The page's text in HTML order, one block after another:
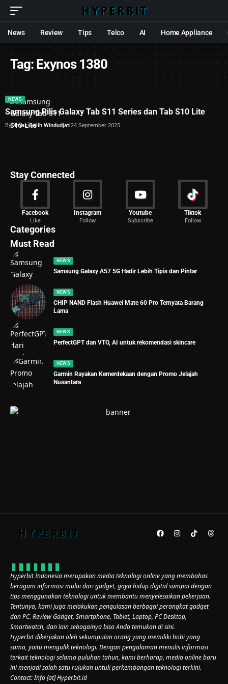
News Review Tips Telco AI Home Appliance
Tag:Exynos 1380
NEWS
Samsung Rilis Galaxy Tab S11 Series dan Tab S10 Lite
ByDimas Galih Windudjati24 September 2025
Stay Connected
Facebook
Like
Instagram
Follow
Youtube
Subscribe
Tiktok
Follow
Categories
News
2029 Articles
Must Read
NEWS
Samsung Galaxy A57 5G Hadir Lebih Tipis dan Pintar
NEWS
CHIP NAND Flash Huawei Mate 60 Pro Ternyata Barang
Lama
NEWS
PerfectGPT dan VTO, AI untuk rekomendasi skincare
NEWS
Garmin Rayakan Kemerdekaan dengan Promo Jelajah
Nusantara
Hyperbit Indonesia merupakan media teknologi online yang membahas
beragam informasi mulai dari gadget, gaya hidup digital sampai dengan
tips menggunakan teknologi untuk membantu menyelesaikan pekerjaan.
Tentunya, kami juga melakukan pengulasan berbagai perangkat gadget
dan PC. Review Gadget, Smartphone, Tablet, Laptop, PC Desktop,
Smartwatch, dan lain sebagainya bisa Anda temukan di sini.
Hyperbit dikerjakan oleh sekumpulan orang yang memiliki hobi yang
sama, yaitu mengulik teknologi. Dengan pengalaman menulis informasi
terkait teknologi selama puluhan tahun, kami berharap, media online baru
ini menjadi salah satu rujukan untuk perkembangan teknologi terkini.
Contact: Info [at] Hyperbit.id